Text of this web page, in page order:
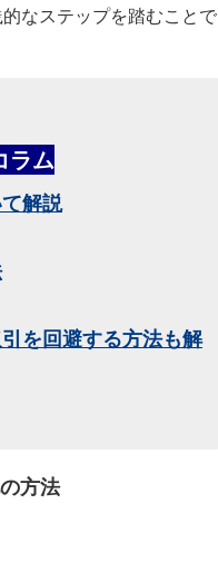
なステップを踏むことで
ラム
解説
を回避する方法も解
方法